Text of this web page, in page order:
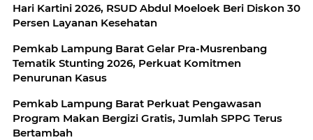
Hari Kartini 2026, RSUD Abdul Moeloek Beri Diskon 30
Persen Layanan Kesehatan
Pemkab Lampung Barat Gelar Pra-Musrenbang
Tematik Stunting 2026, Perkuat Komitmen
Penurunan Kasus
Pemkab Lampung Barat Perkuat Pengawasan
Program Makan Bergizi Gratis, Jumlah SPPG Terus
Bertambah